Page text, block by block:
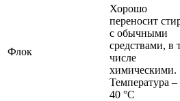
Флок
Хорошо
переносит
с обычными
средствами, в
числе
химическими.
Температура –
40 °C